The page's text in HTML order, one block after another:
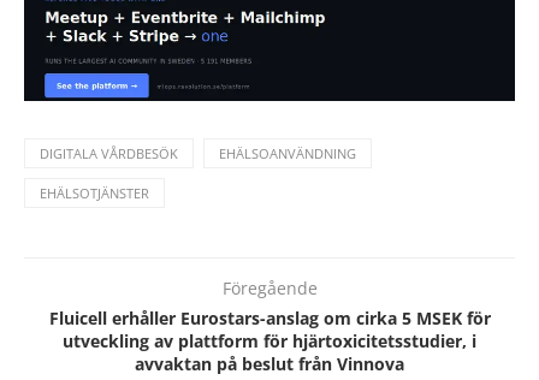
DIGITALA VÅRDBESÖK EHÄLSOANVÄNDNING
EHÄLSOTJÄNSTER
Föregående
Fluicell erhåller Eurostars-anslag om cirka 5 MSEK för
utveckling av plattform för hjärtoxicitetsstudier, i
avvaktan på beslut från Vinnova